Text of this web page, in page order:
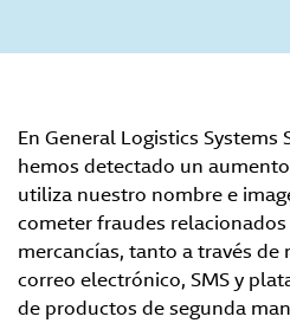
En General Logistics Systems
hemos detectado un
utiliza nuestro nombre e
cometer fraudes
mercancías, tanto a través de
correo electrónico, SMS y
de productos de segunda